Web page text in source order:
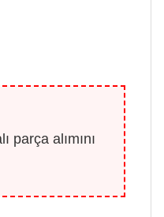
parça alımını